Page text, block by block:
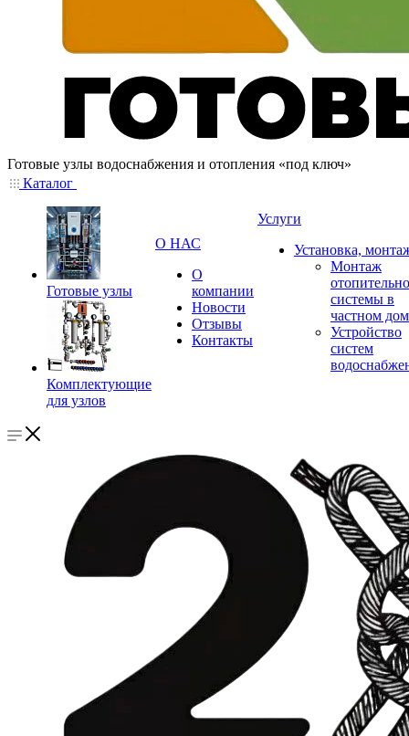
Готовые узлы водоснабжения и отопления «под ключ»
Каталог
Готовые узлы
Комплектующие
для узлов
О НАС
О
компании
Новости
Отзывы
Контакты
Услуги
Установка,
Монтаж
системы в
частном
Устройство
систем